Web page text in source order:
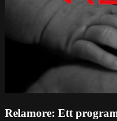
Relamore: Ett